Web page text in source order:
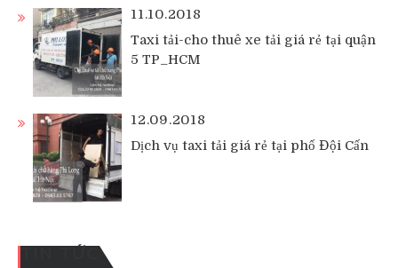
11.10.2018
Taxi tải-cho thuê xe tải giá rẻ tại quận
5 TP_HCM
12.09.2018
Dịch vụ taxi tải giá rẻ tại phố Đội Cấn
TIN TỨC